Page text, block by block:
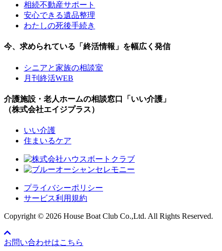
相続不動産サポート
安心できる遺品整理
わたしの死後手続き
今、求められている「終活情報」を幅広く発信
シニアと家族の相談室
月刊終活WEB
介護施設・老人ホームの相談窓口「いい介護」
（株式会社エイジプラス）
いい介護
住まいるケア
プライバシーポリシー
サービス利用規約
Copyright © 2026 House Boat Club Co.,Ltd. All Rights Reserved.
お問い合わせはこちら